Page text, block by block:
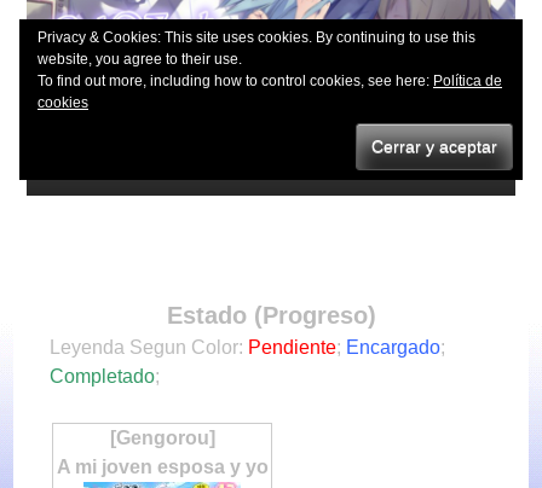
Loli Vault
es una boveda o un baúl ?
content
Estado (Progreso)
Leyenda Segun Color: Pendiente; Encargado;
Completado;
[Gengorou]
A mi joven esposa y yo
Privacy & Cookies: This site uses cookies. By continuing to use this
website, you agree to their use.
To find out more, including how to control cookies, see here: Política de
cookies